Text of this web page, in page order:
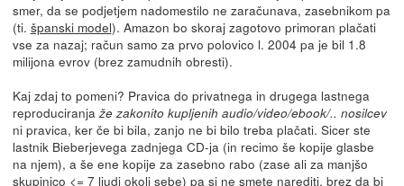
smer, da se podjetjem nadomestilo ne zaračunava, zasebnikom pa
(ti. španski model). Amazon bo skoraj zagotovo primoran plačati
vse za nazaj; račun samo za prvo polovico l. 2004 pa je bil 1.8
milijona evrov (brez zamudnih obresti).
Kaj zdaj to pomeni? Pravica do privatnega in drugega lastnega
reproduciranja že zakonito kupljenih audio/video/ebook/.. nosilcev
ni pravica, ker če bi bila, zanjo ne bi bilo treba plačati. Sicer ste
lastnik Bieberjevega zadnjega CD-ja (in recimo še kopije glasbe
na njem), a še ene kopije za zasebno rabo (zase ali za manjšo
skupinico <= 7 ljudi okoli sebe) pa si ne smete narediti, brez da bi